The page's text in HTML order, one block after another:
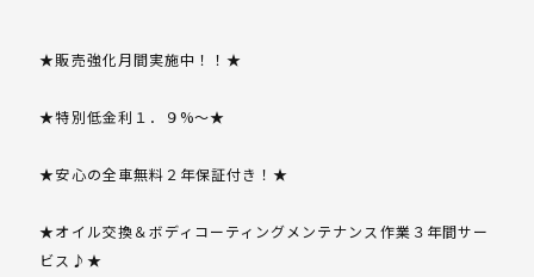
★販売強化月間実施中！！★
★特別低金利１．９%～★
★安心の全車無料２年保証付き！★
★オイル交換＆ボディコーティングメンテナンス作業３年間サー
ビス♪★